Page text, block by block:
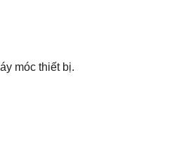
móc thiết bị.